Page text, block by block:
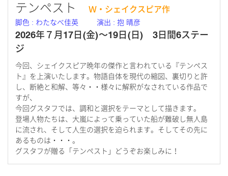
テンペスト Ｗ・シェイクスピア作
脚色 : わたなべ佳英 演出 : 抱 晴彦
2026年７月17日(金)～19日(日) 3日間6ステー
ジ
今回、シェイクスピア晩年の傑作と言われている『テンペス
ト』を上演いたします。物語自体を現代の縮図、裏切りと許
し、断絶と和解、等々・・様々に解釈がなされている作品で
すが、
今回グスタフでは、調和と選択をテーマとして描きます。
登場人物たちは、大嵐によって乗っていた船が難破し無人島
に流され、そして人生の選択を迫られます。そしてその先に
あるものは・・・。
グスタフが贈る「テンペスト」どうぞお楽しみに！